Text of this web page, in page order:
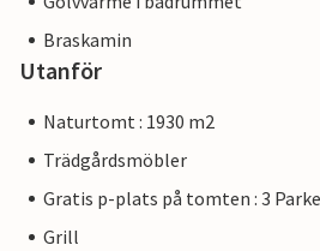
Braskamin
Utanför
Naturtomt : 1930 m2
Trädgårdsmöbler
Gratis p-plats på tomten : 3
Grill